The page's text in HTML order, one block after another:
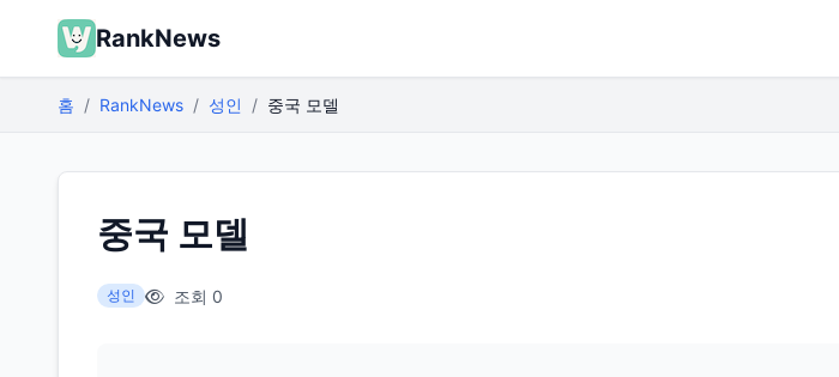
RankNews
홈 RankNews 성인 중국 모델
중국 모델
성인 조회 0